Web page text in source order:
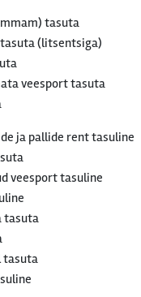
tasuta
(litsentsiga)
veesport tasuta
ja pallide rent tasuline
veesport tasuline
tasuta
tasuta